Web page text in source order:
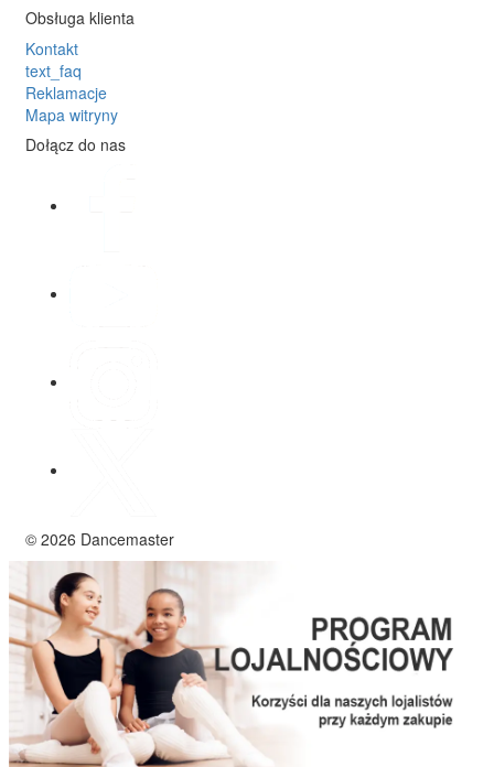
Obsługa klienta
Kontakt
text_faq
Reklamacje
Mapa witryny
Dołącz do nas
© 2026 Dancemaster